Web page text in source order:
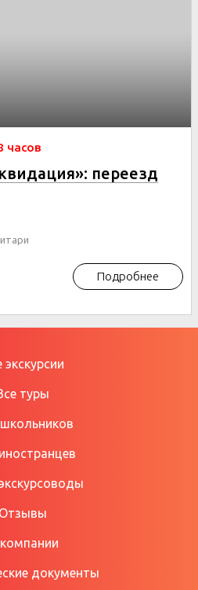
часов
переезд
Подробнее
экскурсии
туры
Отзывы
документы